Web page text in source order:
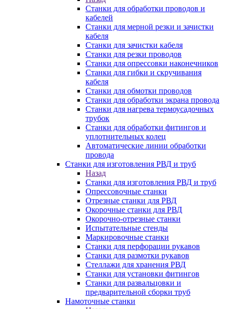
Станки для обработки проводов и
кабелей
Станки для мерной резки и зачистки
кабеля
Станки для зачистки кабеля
Станки для резки проводов
Станки для опрессовки наконечников
Станки для гибки и скручивания
кабеля
Станки для обмотки проводов
Станки для обработки экрана провода
Станки для нагрева термоусадочных
трубок
Станки для обработки фитингов и
уплотнительных колец
Автоматические линии обработки
провода
Станки для изготовления РВД и труб
Назад
Станки для изготовления РВД и труб
Опрессовочные станки
Отрезные станки для РВД
Окорочные станки для РВД
Окорочно-отрезные станки
Испытательные стенды
Маркировочные станки
Станки для перфорации рукавов
Станки для размотки рукавов
Стеллажи для хранения РВД
Станки для установки фитингов
Станки для развальцовки и
предварительной сборки труб
Намоточные станки